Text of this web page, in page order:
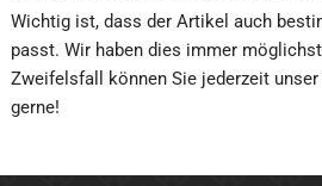
Wichtig ist, dass der Artikel auch
passt. Wir haben dies immer
Zweifelsfall können Sie jederzeit
gerne!